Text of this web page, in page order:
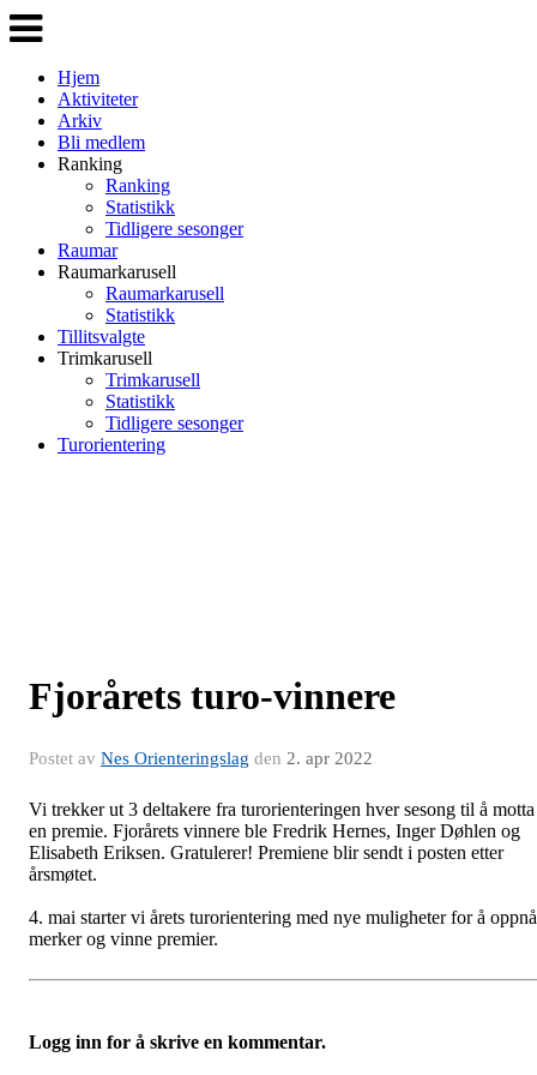
Veksle
navigasjon
Hjem
Aktiviteter
Arkiv
Bli medlem
Ranking
Ranking
Statistikk
Tidligere sesonger
Raumar
Raumarkarusell
Raumarkarusell
Statistikk
Tillitsvalgte
Trimkarusell
Trimkarusell
Statistikk
Tidligere sesonger
Turorientering
Fjorårets turo-vinnere
Postet av Nes Orienteringslag den 2. apr 2022
Vi trekker ut 3 deltakere fra turorienteringen hver sesong til å motta
en premie. Fjorårets vinnere ble Fredrik Hernes, Inger Døhlen og
Elisabeth Eriksen. Gratulerer! Premiene blir sendt i posten etter
årsmøtet.
4. mai starter vi årets turorientering med nye muligheter for å oppnå
merker og vinne premier.
Logg inn for å skrive en kommentar.